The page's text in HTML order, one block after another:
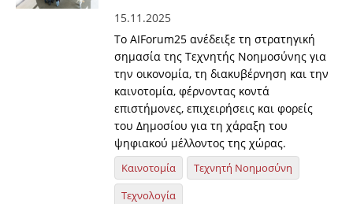
15.11.2025
Το AIForum25 ανέδειξε τη στρατηγική
σημασία της Τεχνητής Νοημοσύνης για
την οικονομία, τη διακυβέρνηση και την
καινοτομία, φέρνοντας κοντά
επιστήμονες, επιχειρήσεις και φορείς
του Δημοσίου για τη χάραξη του
ψηφιακού μέλλοντος της χώρας.
Καινοτομία
Τεχνητή Νοημοσύνη
Τεχνολογία